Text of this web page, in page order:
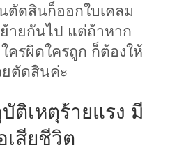
ตัดสินก็ออกใบเคลม
ายกันไป แต่ถ้าหาก
ครผิดใครถูก ก็ต้องให้
ตัดสินค่ะ
ติเหตุร้ายแรง มี
เสียชีวิต